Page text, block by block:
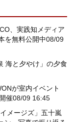
、実践知メディア
を無料公開中08/09
海と夕やけ」の夕食
が室内イベント
催08/09 16:45
メージズ」五十嵐